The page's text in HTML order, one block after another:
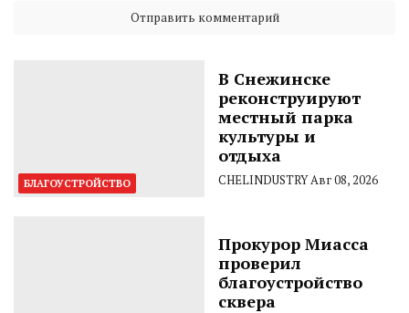
БЛАГОУСТРОЙСТВО
В Снежинске
реконструируют
местный парка
культуры и
отдыха
CHELINDUSTRYАвг 08, 2026
Прокурор Миасса
проверил
благоустройство
сквера